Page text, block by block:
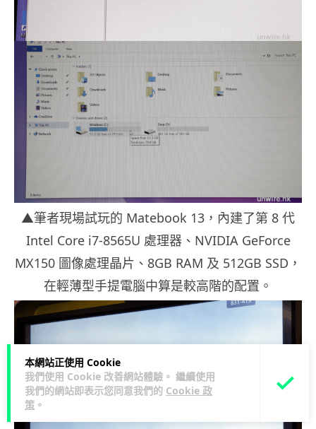
本網站正使用 Cookie
我們使用 Cookie 改善網站體驗。 繼續使用
我們的網站即表示您同意我們的 Cookie 政
策 。
▲筆者現場試玩的 Matebook 13，內建了第 8 代
Intel Core i7-8565U 處理器、NVIDIA GeForce
MX150 圖像處理晶片、8GB RAM 及 512GB SSD，
在輕薄型手提電腦中算是較高階的配置。